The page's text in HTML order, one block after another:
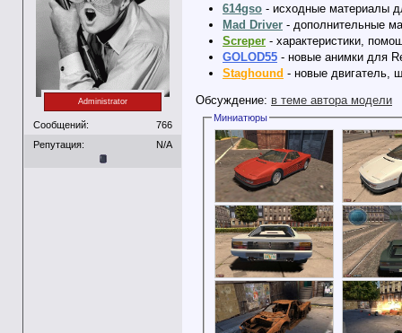
Administrator
Сообщений:
766
Репутация:
N/A
614gso - исходные материалы
Mad Driver - дополнительные
Screper - характеристики,
GOLOD55 - новые анимки для
Staghound - новые двигатель,
Обсуждение: в теме автора модели
Миниатюры